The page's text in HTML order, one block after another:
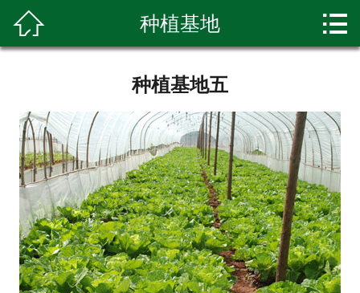
产品展示
种植基地
环境展示
科普知识
 种植基地 
种植基地五